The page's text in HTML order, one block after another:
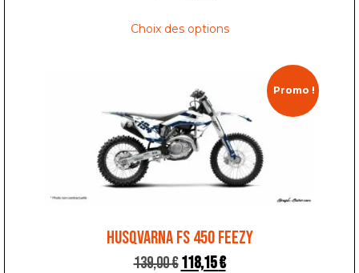
Choix des options
Promo !
HUSQVARNA FS 450 FEEZY
139,00€118,15€